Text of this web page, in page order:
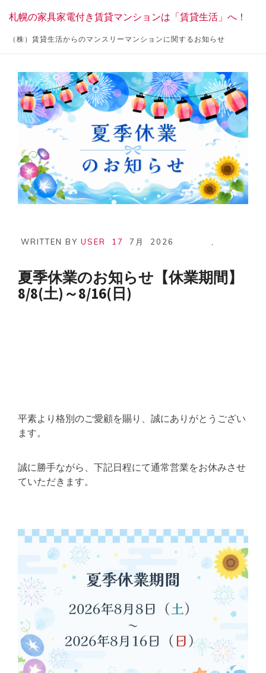
content
札幌の家具家電付き賃貸マンションは「賃貸生活」へ！
（株）賃貸生活からのマンスリーマンションに関するお知らせ
WRITTEN BY USER 17 7月 2026
夏季休業のお知らせ【休業期間】
8/8(土)～8/16(日)
平素より格別のご愛顧を賜り、誠にありがとうござい
ます。
誠に勝手ながら、下記日程にて通常営業をお休みさせ
ていただきます。